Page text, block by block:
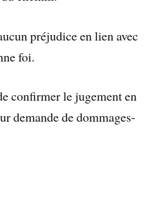
préjudice en lien avec
foi.
confirmer le jugement en
demande de dommages-